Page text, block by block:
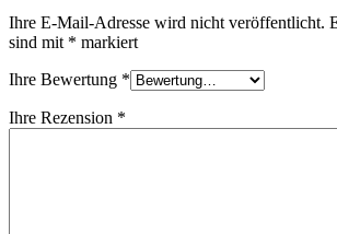
Ihre E-Mail-Adresse wird nicht veröffentlicht.
sind mit * markiert
Ihre Bewertung *
Ihre Rezension *